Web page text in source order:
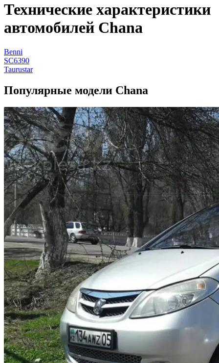
Технические характеристики
автомобилей Chana
Benni
SC6390
Taurustar
Популярные модели Chana